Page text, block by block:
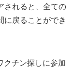
されると、全ての
に戻ることができ
チン探しに参加